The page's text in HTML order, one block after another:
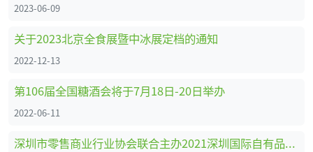
2023-06-09
关于2023北京全食展暨中冰展定档的通知
2022-12-13
第106届全国糖酒会将于7月18日-20日举办
2022-06-11
深圳市零售商业行业协会联合主办2021深圳国际自有品牌展